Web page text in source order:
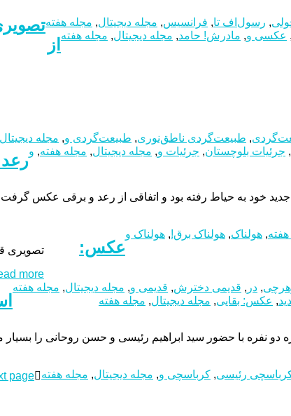
, رسول‌اف تا, فرانسیس, مجله دیجیتال, مجله هفته
, عکسی و, مادرش! حامد, مجله دیجیتال, مجله هفته از
, طبیعت‌گردی ناطق‌نوری, طبیعت‌گردی و, مجله دیجیتال
, جرئیات بلوچستان, جرئیات و, مجله دیجیتال, مجله هفته, و
و اتفاقی از رعد و برقی عکس گرفت که فقط ۲۰ متر از او فاصله داشت! تصویری
, هولناک, هولناک برق!, هولناک و
تصویری
more...
, در , قدیمی دخترش, قدیمی و, مجله دیجیتال, مجله هفته
عکس:
, عکس: بقایی, مجله دیجیتال, مجله هفته
دو نفره با حضور سید ابراهیم رئیسی و حسن روحانی را
رئیسی, کرباسچی و, مجله دیجیتال, مجله هفته page